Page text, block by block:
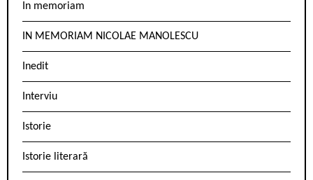
In memoriam
IN MEMORIAM NICOLAE MANOLESCU
Inedit
Interviu
Istorie
Istorie literară